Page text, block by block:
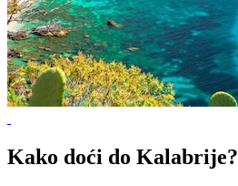
Kako doći do Kalabrije?